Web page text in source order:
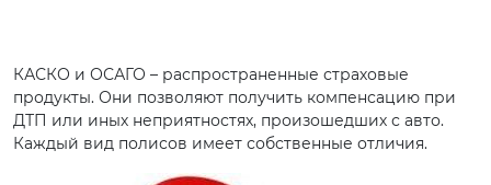
КАСКО и ОСАГО – распространенные страховые
продукты. Они позволяют получить компенсацию при
ДТП или иных неприятностях, произошедших с авто.
Каждый вид полисов имеет собственные отличия.